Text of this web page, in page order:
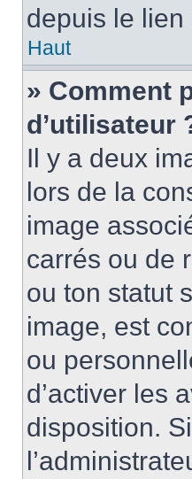
depuis le
Haut
» Comment
d’utilisateur
Il y a deux
lors de la
image
carrés ou de
ou ton statut
image, est
ou
d’activer les
disposition.